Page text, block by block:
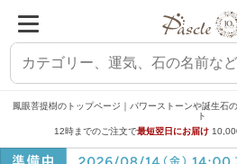
鳳眼菩提樹のトップページ｜パワーストーンや誕生石
ト
12時までのご注文で最短翌日にお届け